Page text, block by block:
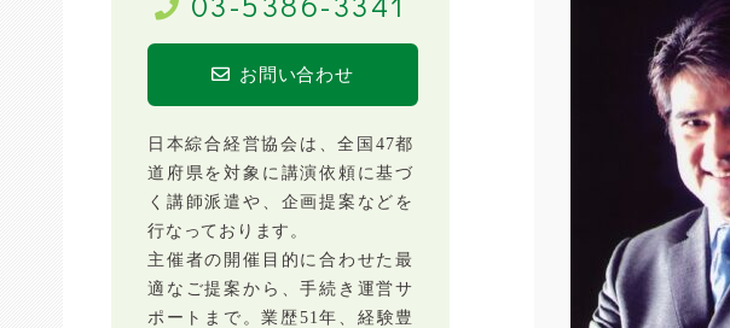
お問い合わせ
日本綜合経営協会は、全国47都
道府県を対象に講演依頼に基づ
く講師派遣や、企画提案などを
行なっております。
主催者の開催目的に合わせた最
適なご提案から、手続き運営サ
ポートまで。業歴51年、経験豊